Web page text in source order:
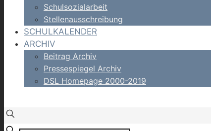
Schulsozialarbeit
Stellenausschreibung
SCHULKALENDER
ARCHIV
Beitrag Archiv
Pressespiegel Archiv
DSL Homepage 2000-2019